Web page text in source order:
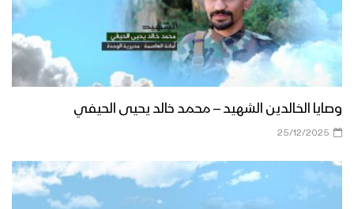
وصايا الخالدين الشهيد – محمد خالد يحيى الحيفي
25/12/2025